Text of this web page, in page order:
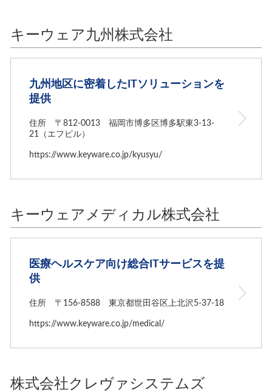
キーウェア九州株式会社
九州地区に密着したITソリューションを
提供
住所 〒812-0013 福岡市博多区博多駅東3-13-
21（エフビル）
https://www.keyware.co.jp/kyusyu/
キーウェアメディカル株式会社
医療ヘルスケア向け総合ITサービスを提
供
住所 〒156-8588 東京都世田谷区上北沢5-37-18
https://www.keyware.co.jp/medical/
株式会社クレヴァシステムズ